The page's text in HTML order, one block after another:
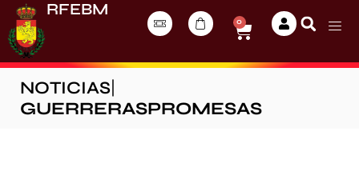
RFEBM
0
NOTICIAS
GUERRERASPROMESAS